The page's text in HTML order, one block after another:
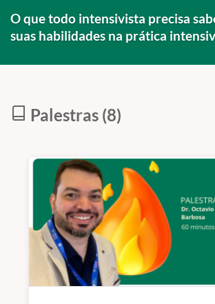
O que todo intensivista precisa
suas habilidades na prática
Palestras (8)